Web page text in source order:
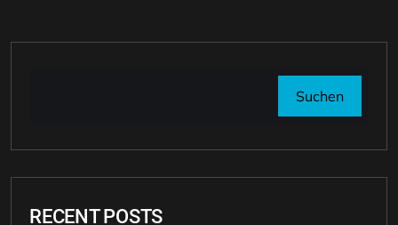
Suchen
RECENT POSTS